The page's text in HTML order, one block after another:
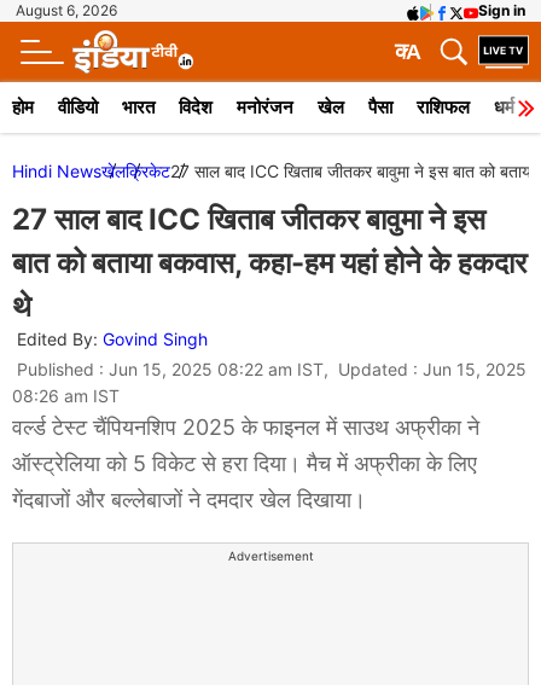
August 6, 2026 Sign in
A
क
होम वीडियो भारत विदेश मनोरंजन खेल पैसा राशिफल धर्म
Hindi Newsखेलक्रिकेट27 साल बाद ICC खिताब जीतकर बावुमा ने इस बात को
27 साल बाद ICC खिताब जीतकर बावुमा ने इस
बात को बताया बकवास, कहा-हम यहां होने के हकदार
थे
Edited By: Govind Singh
Published : Jun 15, 2025 08:22 am IST, Updated : Jun 15, 2025
08:26 am IST
वर्ल्ड टेस्ट चैंपियनशिप 2025 के फाइनल में साउथ अफ्रीका ने
ऑस्ट्रेलिया को 5 विकेट से हरा दिया। मैच में अफ्रीका के लिए
गेंदबाजों और बल्लेबाजों ने दमदार खेल दिखाया।
Advertisement